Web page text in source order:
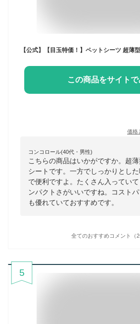
この商品をサイトで
価格
コンコロール(40代・男性)
こちらの商品はいかがですか。超
シートです。一方でしっかりとし
で便利ですよ。たくさん入ってい
ンパクトさがいいですね。コスト
も優れていておすすめです。
全てのおすすめコメント（2
5